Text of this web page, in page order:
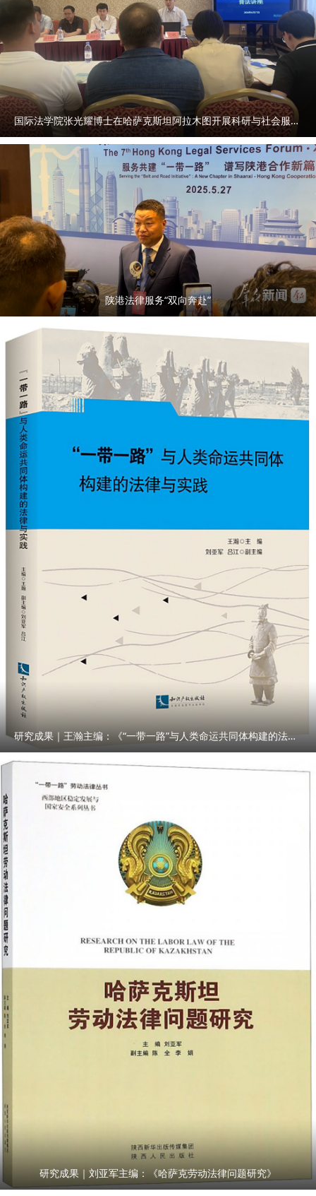
国际法学院张光耀博士在哈萨克斯坦阿拉木图开展科研与社会服务活动
陕港法律服务“双向奔赴”
研究成果｜王瀚主编：《“一带一路”与人类命运共同体构建的法律与实践》
研究成果｜刘亚军主编：《哈萨克劳动法律问题研究》